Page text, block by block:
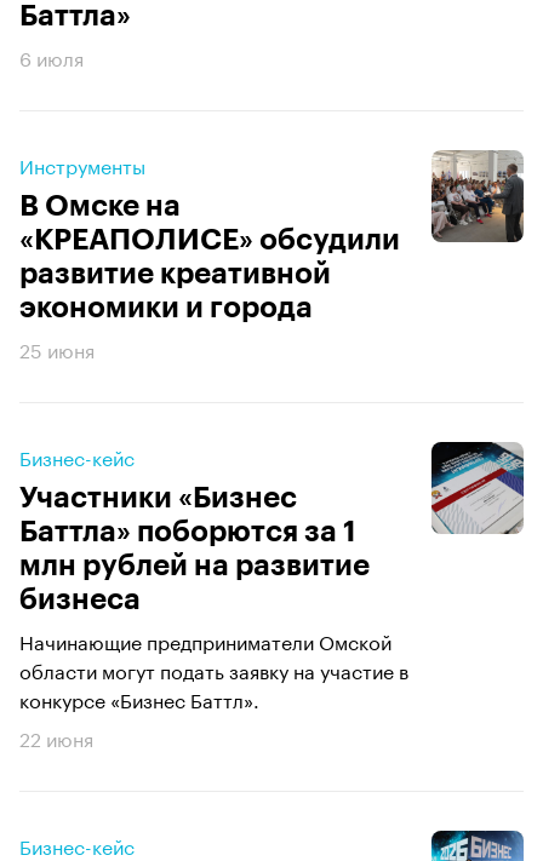
Баттла»
6 июля
Инструменты
В Омске на
«КРЕАПОЛИСЕ» обсудили
развитие креативной
экономики и города
25 июня
Бизнес-кейс
Участники «Бизнес
Баттла» поборются за 1
млн рублей на развитие
бизнеса
Начинающие предприниматели Омской
области могут подать заявку на участие в
конкурсе «Бизнес Баттл».
22 июня
Бизнес-кейс